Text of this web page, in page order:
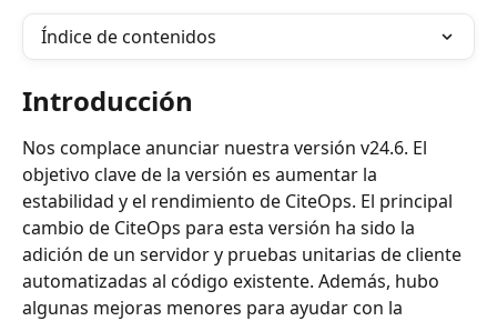
Índice de contenidos
Introducción
Nos complace anunciar nuestra versión v24.6. El
objetivo clave de la versión es aumentar la
estabilidad y el rendimiento de CiteOps. El principal
cambio de CiteOps para esta versión ha sido la
adición de un servidor y pruebas unitarias de cliente
automatizadas al código existente. Además, hubo
algunas mejoras menores para ayudar con la